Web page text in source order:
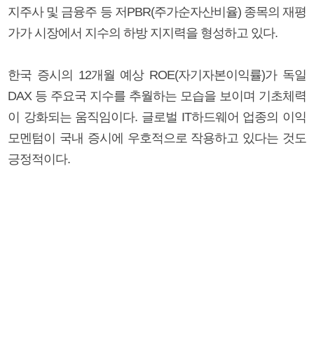
지주사 및 금융주 등 저PBR(주가순자산비율) 종목의 재평
가가 시장에서 지수의 하방 지지력을 형성하고 있다.
한국 증시의 12개월 예상 ROE(자기자본이익률)가 독일
DAX 등 주요국 지수를 추월하는 모습을 보이며 기초체력
이 강화되는 움직임이다. 글로벌 IT하드웨어 업종의 이익
모멘텀이 국내 증시에 우호적으로 작용하고 있다는 것도
긍정적이다.